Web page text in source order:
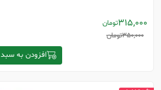
315,000تومان
350,000تومان
افزودن به سبد